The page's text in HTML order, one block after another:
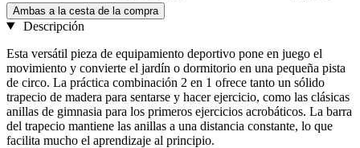
Ambas a la cesta de la compra
Descripción
Esta versátil pieza de equipamiento deportivo pone en juego el
movimiento y convierte el jardín o dormitorio en una pequeña pista
de circo. La práctica combinación 2 en 1 ofrece tanto un sólido
trapecio de madera para sentarse y hacer ejercicio, como las clásicas
anillas de gimnasia para los primeros ejercicios acrobáticos. La barra
del trapecio mantiene las anillas a una distancia constante, lo que
facilita mucho el aprendizaje al principio.